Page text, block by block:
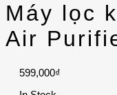
Máy lọc
Air
599,000₫